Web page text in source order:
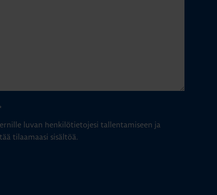
luvan henkilötietojesi tallentamiseen ja
tilaamaasi sisältöä.